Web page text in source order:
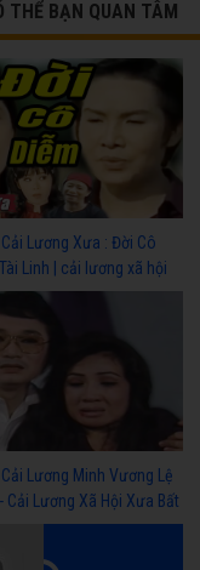
THỂ BẠN QUAN TÂM
Lương Xưa : Đời Cô
Linh | cải lương xã hội
Lương Minh Vương Lệ
Cải Lương Xã Hội Xưa Bất